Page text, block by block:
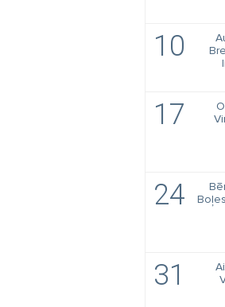
10
17
24
31